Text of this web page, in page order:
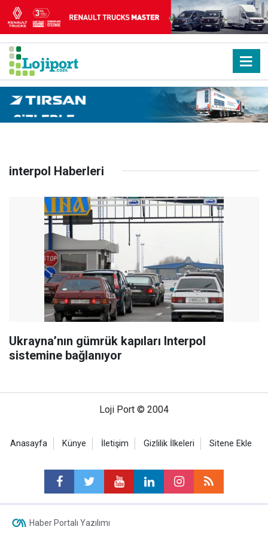
interpol Haberleri
Ukrayna’nın gümrük kapıları Interpol
sistemine bağlanıyor
Loji Port © 2004
Anasayfa Künye İletişim Gizlilik İlkeleri Sitene Ekle
Haber Portalı Yazılımı